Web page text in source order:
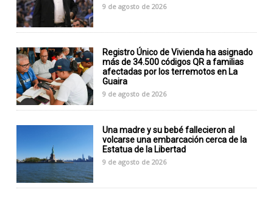
9 de agosto de 2026
Registro Único de Vivienda ha asignado
más de 34.500 códigos QR a familias
afectadas por los terremotos en La
Guaira
9 de agosto de 2026
Una madre y su bebé fallecieron al
volcarse una embarcación cerca de la
Estatua de la Libertad
9 de agosto de 2026